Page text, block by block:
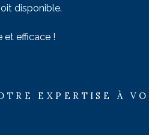
disponible.
et efficace !
EXPERTISE À